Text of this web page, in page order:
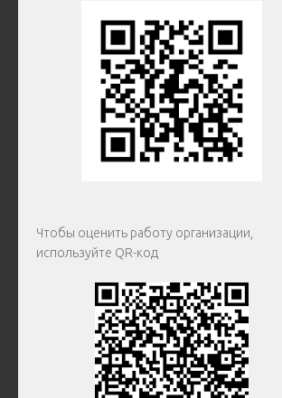
Чтобы оценить работу организации,
используйте QR-код